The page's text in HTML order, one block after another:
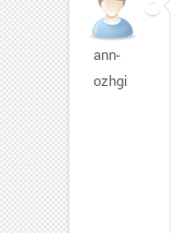
ann-
ozhgi